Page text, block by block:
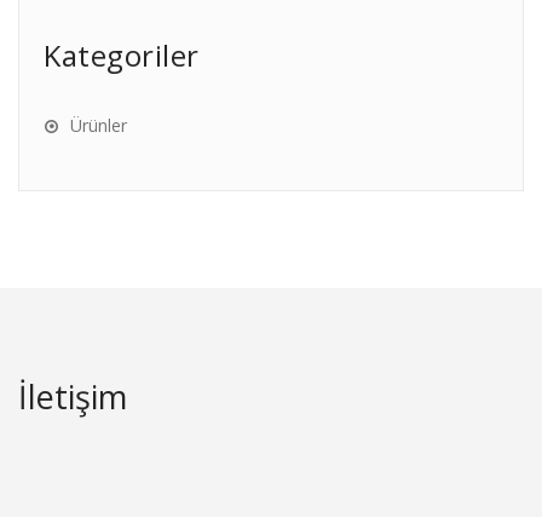
Kategoriler
Ürünler
İletişim